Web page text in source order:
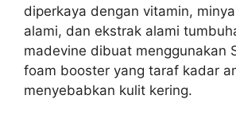
diperkaya dengan vitamin,
alami, dan ekstrak alami
madevine dibuat menggunakan
foam booster yang taraf kadar
menyebabkan kulit kering.